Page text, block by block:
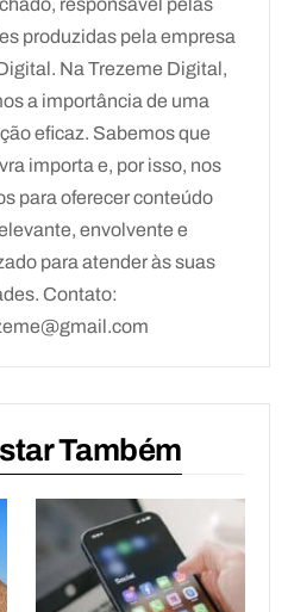
responsável pelas
produzidas pela empresa
Na Trezeme Digital,
a importância de uma
eficaz. Sabemos que
importa e, por isso, nos
para oferecer conteúdo
envolvente e
para atender às suas
Contato:
Também